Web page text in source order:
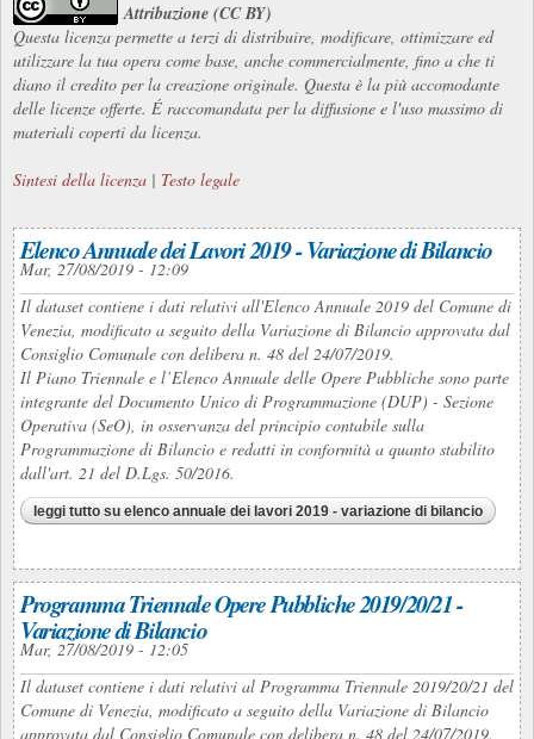
Attribuzione (CC BY)
Questa licenza permette a terzi di distribuire, modificare, ottimizzare ed
utilizzare la tua opera come base, anche commercialmente, fino a che ti
diano il credito per la creazione originale. Questa è la più accomodante
delle licenze offerte. É raccomandata per la diffusione e l'uso massimo di
materiali coperti da licenza.
Sintesi della licenza | Testo legale
Elenco Annuale dei Lavori 2019 - Variazione di Bilancio
Mar, 27/08/2019 - 12:09
Il dataset contiene i dati relativi all'Elenco Annuale 2019 del Comune di
Venezia, modificato a seguito della Variazione di Bilancio approvata dal
Consiglio Comunale con delibera n. 48 del 24/07/2019.
Il Piano Triennale e l’Elenco Annuale delle Opere Pubbliche sono parte
integrante del Documento Unico di Programmazione (DUP) - Sezione
Operativa (SeO), in osservanza del principio contabile sulla
Programmazione di Bilancio e redatti in conformità a quanto stabilito
dall'art. 21 del D.Lgs. 50/2016.
leggi tutto su elenco annuale dei lavori 2019 - variazione di bilancio
Programma Triennale Opere Pubbliche 2019/20/21 -
Variazione di Bilancio
Mar, 27/08/2019 - 12:05
Il dataset contiene i dati relativi al Programma Triennale 2019/20/21 del
Comune di Venezia, modificato a seguito della Variazione di Bilancio
approvata dal Consiglio Comunale con delibera n. 48 del 24/07/2019.